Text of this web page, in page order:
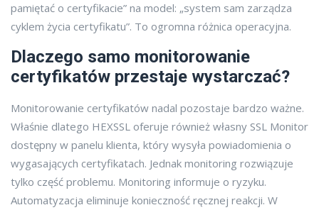
pamiętać o certyfikacie” na model: „system sam zarządza
cyklem życia certyfikatu”. To ogromna różnica operacyjna.
Dlaczego samo monitorowanie
certyfikatów przestaje wystarczać?
Monitorowanie certyfikatów nadal pozostaje bardzo ważne.
Właśnie dlatego HEXSSL oferuje również własny SSL Monitor
dostępny w panelu klienta, który wysyła powiadomienia o
wygasających certyfikatach. Jednak monitoring rozwiązuje
tylko część problemu. Monitoring informuje o ryzyku.
Automatyzacja eliminuje konieczność ręcznej reakcji. W